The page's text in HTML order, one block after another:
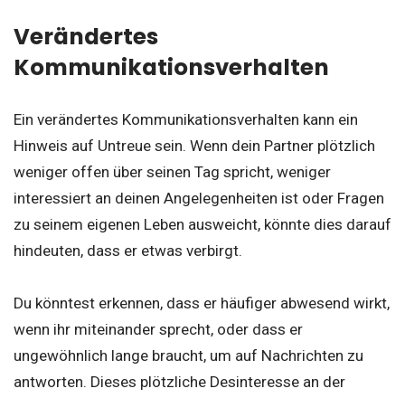
Verändertes
Kommunikationsverhalten
Ein verändertes Kommunikationsverhalten kann ein
Hinweis auf Untreue sein. Wenn dein Partner plötzlich
weniger offen über seinen Tag spricht, weniger
interessiert an deinen Angelegenheiten ist oder Fragen
zu seinem eigenen Leben ausweicht, könnte dies darauf
hindeuten, dass er etwas verbirgt.
Du könntest erkennen, dass er häufiger abwesend wirkt,
wenn ihr miteinander sprecht, oder dass er
ungewöhnlich lange braucht, um auf Nachrichten zu
antworten. Dieses plötzliche Desinteresse an der